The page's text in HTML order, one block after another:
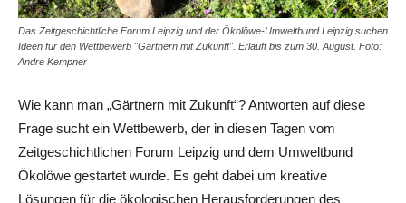
Das Zeitgeschichtliche Forum Leipzig und der Ökolöwe-Umweltbund Leipzig suchen
Ideen für den Wettbewerb "Gärtnern mit Zukunft". Erläuft bis zum 30. August. Foto:
Andre Kempner
Wie kann man „Gärtnern mit Zukunft“? Antworten auf diese
Frage sucht ein Wettbewerb, der in diesen Tagen vom
Zeitgeschichtlichen Forum Leipzig und dem Umweltbund
Ökolöwe gestartet wurde. Es geht dabei um kreative
Lösungen für die ökologischen Herausforderungen des